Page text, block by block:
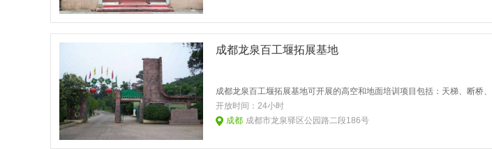
成都龙泉百工堰拓展基地
开放时间： 24小时
成都 成都市龙泉驿区公园路二段186号